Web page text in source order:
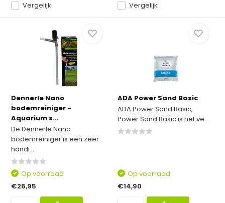
Vergelijk Vergelijk
Dennerle Nano
bodemreiniger -
Aquarium s...
De Dennerle Nano
bodemreiniger is een zeer
handi...
Op voorraad
€26,95
ADA Power Sand Basic
ADA Power Sand Basic,
Power Sand Basic is het ve...
Op voorraad
€14,90